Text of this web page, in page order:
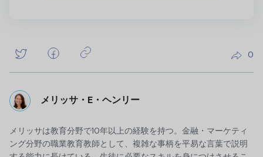
0
メリッサ・E・ヘンリー
メリッサは教育分野で10年以上の経験を持つ。金融・マーケティ
ング分野の職業教育教師として、複雑な事柄を平易な言葉で説明